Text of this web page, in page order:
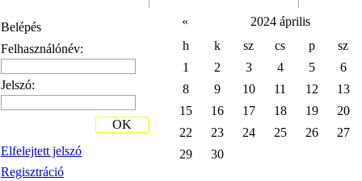
Belépés
Felhasználónév:
Jelszó:
Elfelejtett jelszó
Regisztráció
OK
«
2024 április
h
k sz cs p
sz
1
2 3 4 5
6
8
9 10 11 12
13
15
16 17 18 19
20
22
23 24 25 26
27
29
30